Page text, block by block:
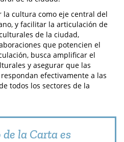
la cultura como eje central del
y facilitar la articulación de
de la ciudad,
que potencien el
busca amplificar el
y asegurar que las
efectivamente a las
todos los sectores de la
la Carta es